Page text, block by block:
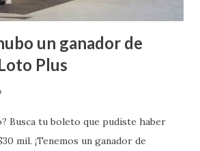
un ganador de
Plus
Busca tu boleto que pudiste haber
mil. ¡Tenemos un ganador de